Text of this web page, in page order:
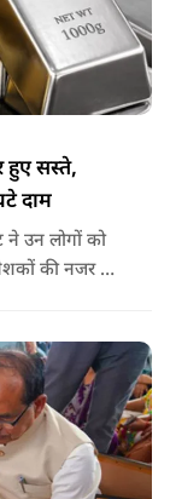
हुए सस्ते,
दाम
उन लोगों को
की नजर अब